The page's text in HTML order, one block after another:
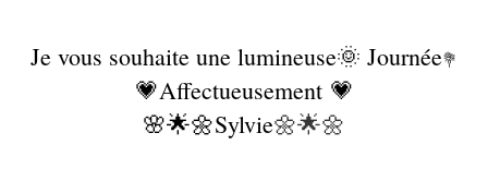
Je vous souhaite une lumineuse🌞 Journée💐
💗Affectueusement 💗
🌸🌟🌼Sylvie🌼🌟🌼